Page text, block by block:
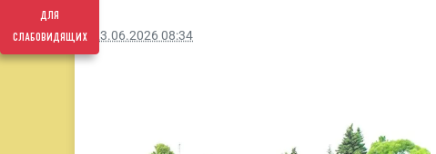
для
слабовидящих
23.06.2026 08:34